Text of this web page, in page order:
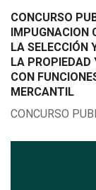
CONCURSO
IMPUGNACION
LA SELECCIÓN
LA PROPIEDAD
CON
MERCANTIL
CONCURSO